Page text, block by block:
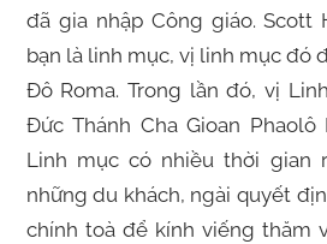
đã gia nhập Công giáo. Scott
bạn là linh mục, vị linh mục đó
Đô Roma. Trong lần đó, vị
Đức Thánh Cha Gioan Phaolô
Linh mục có nhiều thời gian
những du khách, ngài quyết
chính toà để kính viếng thăm